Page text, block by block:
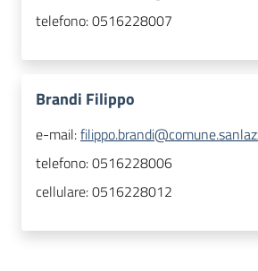
telefono:0516228007
Brandi Filippo
e-mail:
telefono:0516228006
cellulare:0516228012